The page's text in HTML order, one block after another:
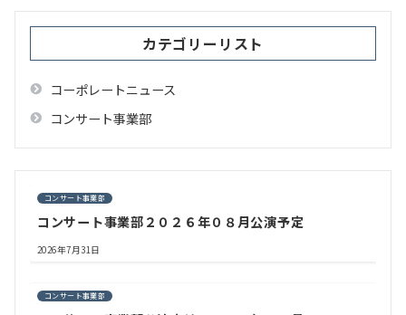
ョ
カテゴリーリスト
コーポレートニュース
コンサート事業部
コンサート事業部
コンサート事業部２０２６年０８月公演予定
2026年7月31日
コンサート事業部